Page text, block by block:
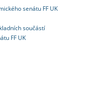
senátu FF UK
součástí
FF UK